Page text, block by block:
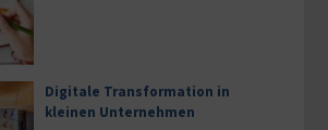
Digitale Transformation in
kleinen Unternehmen